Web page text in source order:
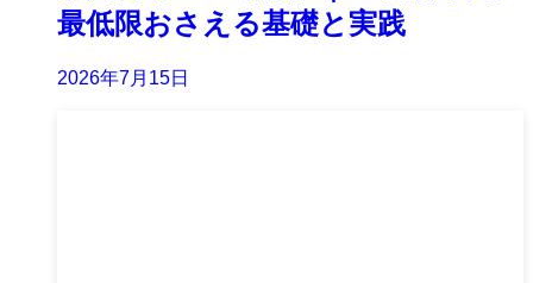
最低限おさえる基礎と実践
2026年7月15日